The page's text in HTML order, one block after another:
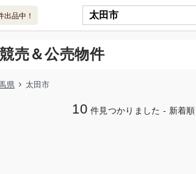
出品中！
売＆公売物件
県 太田市
10 件見つかりました - 新着順